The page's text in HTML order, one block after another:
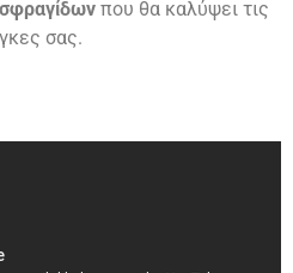
σφραγίδωνπου θα καλύψει τις
σας.